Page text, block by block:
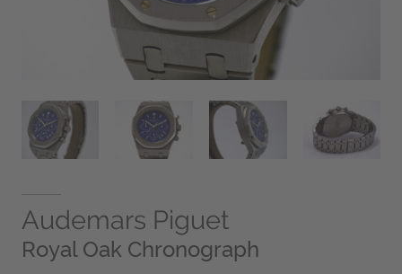
Audemars Piguet
Royal Oak Chronograph